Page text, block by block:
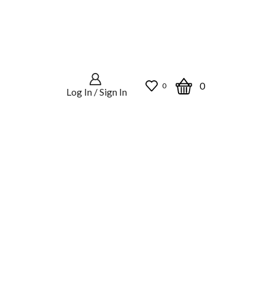
Log In / Sign In
0 0